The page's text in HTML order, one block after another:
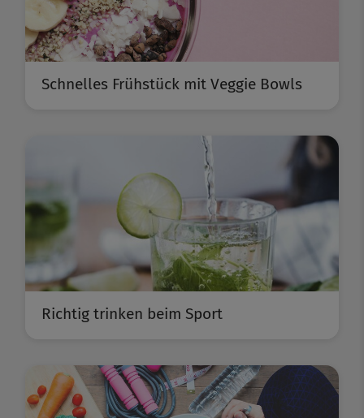
Schnelles Frühstück mit Veggie Bowls
Richtig trinken beim Sport